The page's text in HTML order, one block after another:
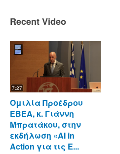
Recent Video
7:27
Ομιλία Προέδρου
ΕΒΕΑ, κ. Γιάννη
Μπρατάκου, στην
εκδήλωση «AI in
Action για τις Ε...